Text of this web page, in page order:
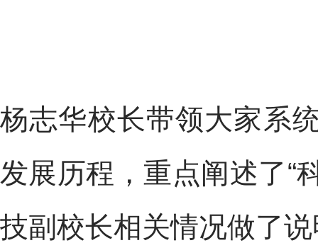
杨志华校长带领大家系
发展历程，重点阐述了“
技副校长相关情况做了